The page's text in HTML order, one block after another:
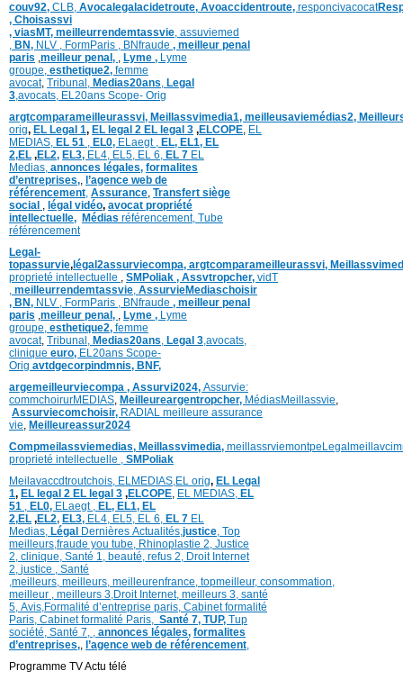
couv92, CLB, Avocalegalacidetroute, Avoaccidentroute, responcivacocat
, Choisassvi
, viasMT, meilleurrendemtassvie, assuviemed
, BN, NLV , FormParis , BNfraude , meilleur penal
paris ,meilleur penal, , Lyme , Lyme
groupe, esthetique2, femme
avocat, Tribunal, Medias20ans, Legal
3,avocats, EL20ans Scope- Orig
argtcomparameilleurassvi, Meillassvimedia1, meilleusaviemédias2,
orig, EL Legal 1, EL legal 2 EL legal 3 ,ELCOPE, EL
MEDIAS, EL 51 , EL0, ELaegt , EL, EL1, EL
2,EL ,EL2, EL3, EL4, EL5, EL 6, EL 7 EL
Medias, annonces légales, formalites
d’entreprises,, l’agence web de
référencement, Assurance, Transfert siège
social , légal vidéo, avocat propriété
intellectuelle, Médias référencement, Tube
référencement
Legal-
topassurvie, légal2assurviecompa, argtcomparameilleurassvi,
proprieté intellectuelle , SMPoliak , Assvtropcher, vidT
, meilleurrendemtassvie, AssurvieMediaschoisir
, BN, NLV , FormParis , BNfraude , meilleur penal
paris ,meilleur penal, , Lyme , Lyme
groupe, esthetique2, femme
avocat, Tribunal, Medias20ans, Legal 3,avocats,
clinique euro, EL20ans Scope-
Orig avtdgecorpindmnis, BNF,
argemeilleurviecompa , Assurvi2024, Assurvie:
commchoirurMEDIAS, Meilleureargentropcher, MédiasMeillassvie,
Assurviecomchoisir, RADIAL meilleure assurance
vie, Meilleureassur2024
Compmeilassviemedias, Meillassvimedia, meillassrviemontpe
proprieté intellectuelle , SMPoliak
Meilavaccdtroutchois, ELMEDIAS,EL orig, EL Legal
1, EL legal 2 EL legal 3 ,ELCOPE, EL MEDIAS, EL
51 , EL0, ELaegt , EL, EL1, EL
2,EL ,EL2, EL3, EL4, EL5, EL 6, EL 7 EL
Medias, Légal Dernières Actualités,justice, Top
meilleurs,fraude you tube, Rhinoplastie 2, Justice
2, clinique, Santé 1, beauté, refus 2, Droit Internet
2, justice , Santé
,meilleurs, meilleurs, meilleurenfrance, topmeilleur, consommation,
meilleur , meilleurs 3,Droit Internet, meilleurs 3, santé
5, Avis,Formalité d’entreprise paris, Cabinet formalité
Paris, Cabinet formalité Paris, Santé 7, TUP, Tup
société, Santé 7, , annonces légales, formalites
d’entreprises,, l’agence web de référencement,
Programme TV Actu télé